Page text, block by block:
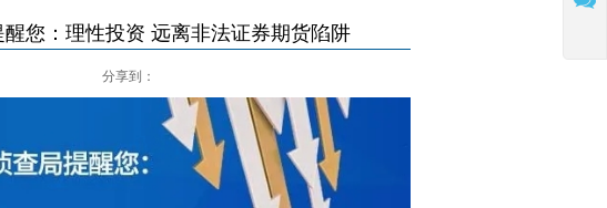
您：理性投资 远离非法证券期货陷阱
分享到：